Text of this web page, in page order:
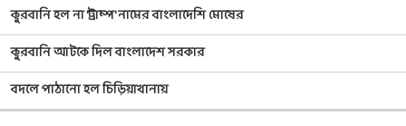
কুরবানি হল না 'ট্রাম্প' নামের বাংলাদেশি মোষের
কুরবানি আটকে দিল বাংলাদেশ সরকার
বদলে পাঠানো হল চিড়িয়াখানায়